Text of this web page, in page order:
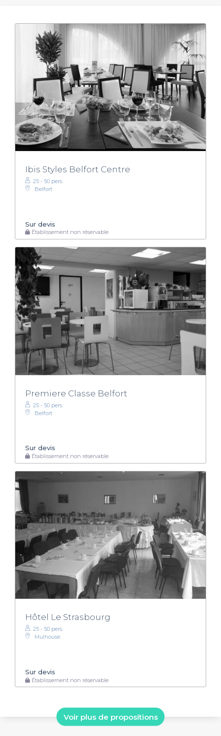
Ibis Styles Belfort Centre
25 - 50 pers.
Belfort
Sur devis
Établissement non réservable
Premiere Classe Belfort
25 - 50 pers.
Belfort
Sur devis
Établissement non réservable
Hôtel Le Strasbourg
25 - 50 pers.
Mulhouse
Sur devis
Établissement non réservable
Voir plus de propositions